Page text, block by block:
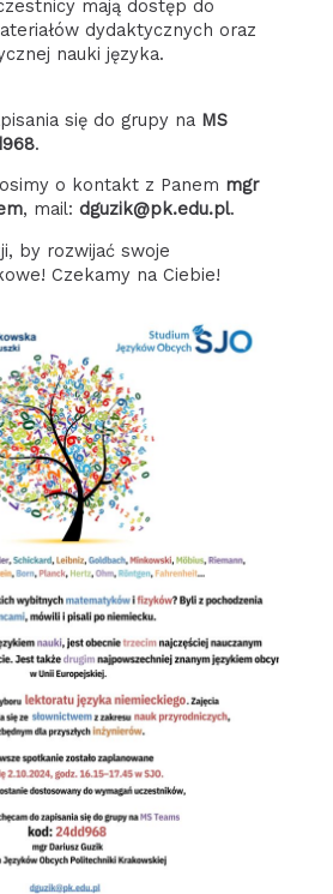
mają dostęp do
dydaktycznych oraz
nauki języka.
się do grupy na MS
.
o kontakt z Panem mgr
, mail: dguzik@pk.edu.pl.
by rozwijać swoje
Czekamy na Ciebie!